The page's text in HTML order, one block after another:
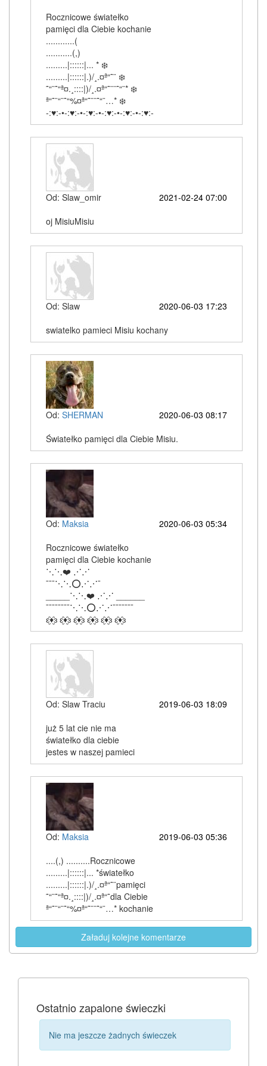
Rocznicowe światełko
pamięci dla Ciebie kochanie
............(
...........(,)
.........|::::::|... * ❄️
.........|::::::|.)/¸.¤ª“˜¨ ❄️
˜“¨˜“ª¤.¸::::|)/¸.¤ª“˜¨¨˜“¨* ❄️
ª“˜¨“¨˜“%¤ª“˜¨¨˜“¨…* ❄️
-:♥:-•-:♥:-•-:♥:-•-:♥:-•-:♥:-•-:♥:-
Od: Slaw_omir
2021-02-24 07:00
oj MisiuMisiu
Od: Slaw
2020-06-03 17:23
swiatelko pamieci Misiu kochany
Od: SHERMAN
2020-06-03 08:17
Światełko pamięci dla Ciebie Misiu.
Od: Maksia
2020-06-03 05:34
Rocznicowe światełko
pamięci dla Ciebie kochanie
⋱⋱❤️ ⋰⋰
¯¯¯⋱⋱⭕⋰⋰¯
_____⋱⋱❤️ ⋰⋰ ______
¯¯¯¯¯¯¯¯⋱⋱⭕⋰⋰¯¯¯¯¯¯¯
ԑ̮̑♦̮̑ɜ ԑ̮̑♦̮̑ɜ ԑ̮̑♦̮̑ɜ ԑ̮̑♦̮̑ɜ ԑ̮̑♦̮̑ɜ ԑ̮̑♦̮̑ɜ
Od: Slaw Traciu
2019-06-03 18:09
już 5 lat cie nie ma
światełko dla ciebie
jestes w naszej pamieci
Od: Maksia
2019-06-03 05:36
....(,) ..........Rocznicowe
.........|::::::|... *światełko
.........|::::::|.)/¸.¤ª“˜¨pamięci
˜“¨˜“ª¤.¸::::|)/¸.¤ª“˜dla Ciebie
ª“˜¨“¨˜“%¤ª“˜¨¨˜“¨…* kochanie
Załaduj kolejne komentarze
Ostatnio zapalone świeczki
Nie ma jeszcze żadnych świeczek